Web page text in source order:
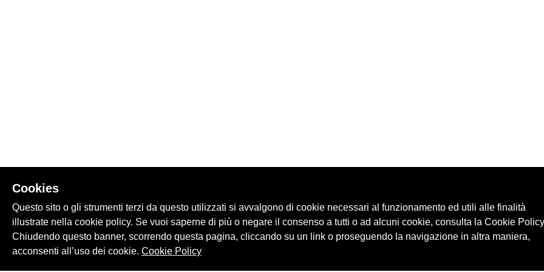
Cookies
Questo sito o gli strumenti terzi da questo utilizzati si avvalgono di cookie necessari al funzionamento ed utili alle finalità
illustrate nella cookie policy. Se vuoi saperne di più o negare il consenso a tutti o ad alcuni cookie, consulta la Cookie
Chiudendo questo banner, scorrendo questa pagina, cliccando su un link o proseguendo la navigazione in altra maniera,
acconsenti all’uso dei cookie. Cookie Policy